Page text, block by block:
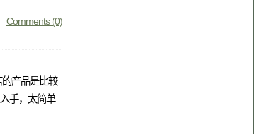
Comments (0)
产品是比较
手，太简单